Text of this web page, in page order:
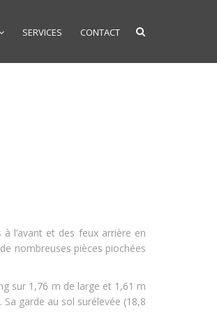
SERVICES CONTACT
l’avant et des feux arrière en
nombreuses pièces piochées
sur 1,76 m de large et 1,61 m
garde au sol surélevée (18,8